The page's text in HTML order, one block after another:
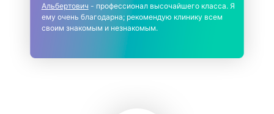
Альбертович - профессионал высочайшего класса. Я
ему очень благодарна; рекомендую клинику всем
своим знакомым и незнакомым.